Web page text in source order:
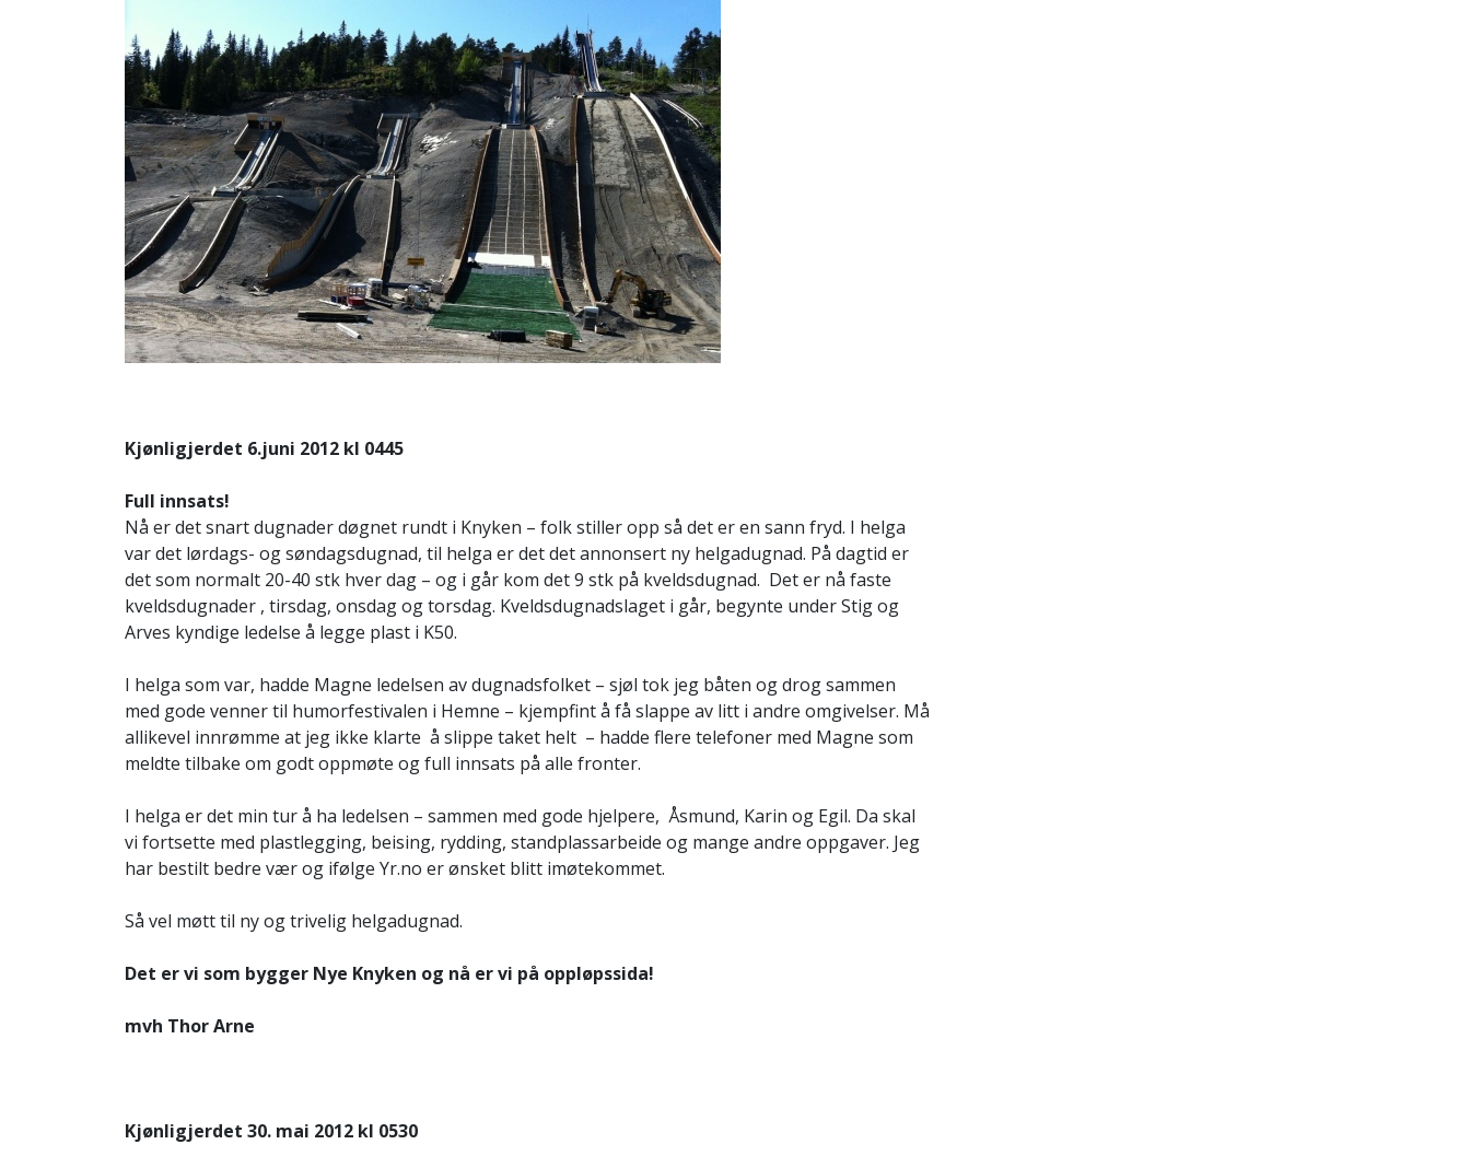
Kjønligjerdet 6.juni 2012 kl 0445
Full innsats!
Nå er det snart dugnader døgnet rundt i Knyken – folk stiller opp så det er en sann fryd. I helga
var det lørdags- og søndagsdugnad, til helga er det det annonsert ny helgadugnad. På dagtid er
det som normalt 20-40 stk hver dag – og i går kom det 9 stk på kveldsdugnad. Det er nå faste
kveldsdugnader , tirsdag, onsdag og torsdag. Kveldsdugnadslaget i går, begynte under Stig og
Arves kyndige ledelse å legge plast i K50.
I helga som var, hadde Magne ledelsen av dugnadsfolket – sjøl tok jeg båten og drog sammen
med gode venner til humorfestivalen i Hemne – kjempfint å få slappe av litt i andre omgivelser. Må
allikevel innrømme at jeg ikke klarte å slippe taket helt – hadde flere telefoner med Magne som
meldte tilbake om godt oppmøte og full innsats på alle fronter.
I helga er det min tur å ha ledelsen – sammen med gode hjelpere, Åsmund, Karin og Egil. Da skal
vi fortsette med plastlegging, beising, rydding, standplassarbeide og mange andre oppgaver. Jeg
har bestilt bedre vær og ifølge Yr.no er ønsket blitt imøtekommet.
Så vel møtt til ny og trivelig helgadugnad.
Det er vi som bygger Nye Knyken og nå er vi på oppløpssida!
mvh Thor Arne
Kjønligjerdet 30. mai 2012 kl 0530